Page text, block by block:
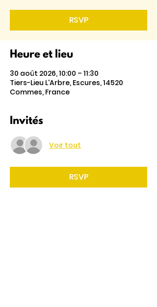
RSVP
Heure et lieu
30 août 2026, 10:00 – 11:30
Tiers-Lieu L'Arbre, Escures, 14520
Commes, France
Invités
Voir tout
RSVP